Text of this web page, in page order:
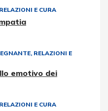
RELAZIONI E CURA
, RELAZIONI E
emotivo dei
RELAZIONI E CURA